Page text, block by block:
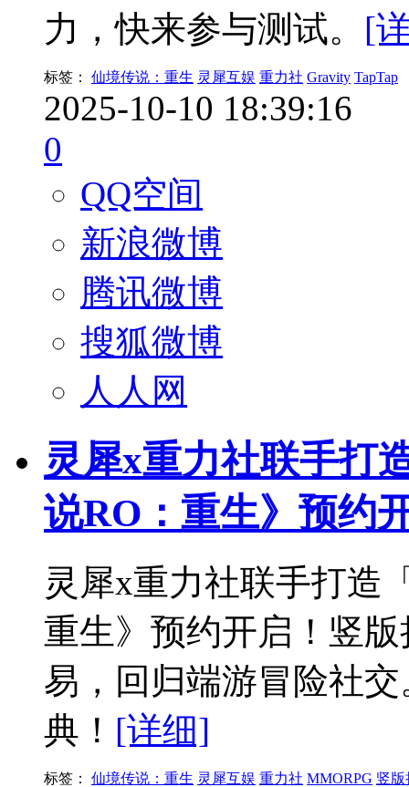
力，快来参与测试。 [
标签： 仙境传说：重生 灵犀互娱 重力社 Gravity TapTap
2025-10-10 18:39:16
0
QQ空间
新浪微博
腾讯微博
搜狐微博
人人网
灵犀x重力社联手打
说RO：重生》预约
灵犀x重力社联手打造
重生》预约开启！竖
易，回归端游冒险社交
典！ [详细]
标签： 仙境传说：重生 灵犀互娱 重力社 MMORPG 竖版